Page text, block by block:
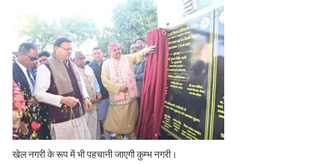
खेल नगरी के रूप में भी पहचानी जाएगी कुम्भ नगरी।